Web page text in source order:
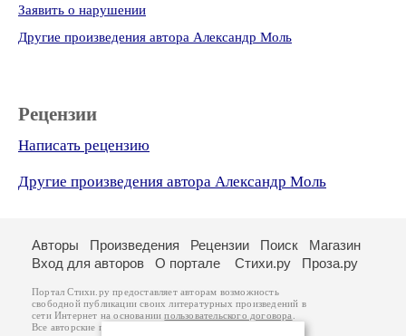
Заявить о нарушении
Другие произведения автора Александр Моль
Рецензии
Написать рецензию
Другие произведения автора Александр Моль
Авторы Произведения Рецензии Поиск
Магазин
Вход для авторов
О портале Стихи.ру Проза.ру
Портал Стихи.ру предоставляет авторам возможность
свободной публикации своих литературных произведений в
сети Интернет на основаниипользовательского договора
Все авторские права на произведения принадлежат авторам